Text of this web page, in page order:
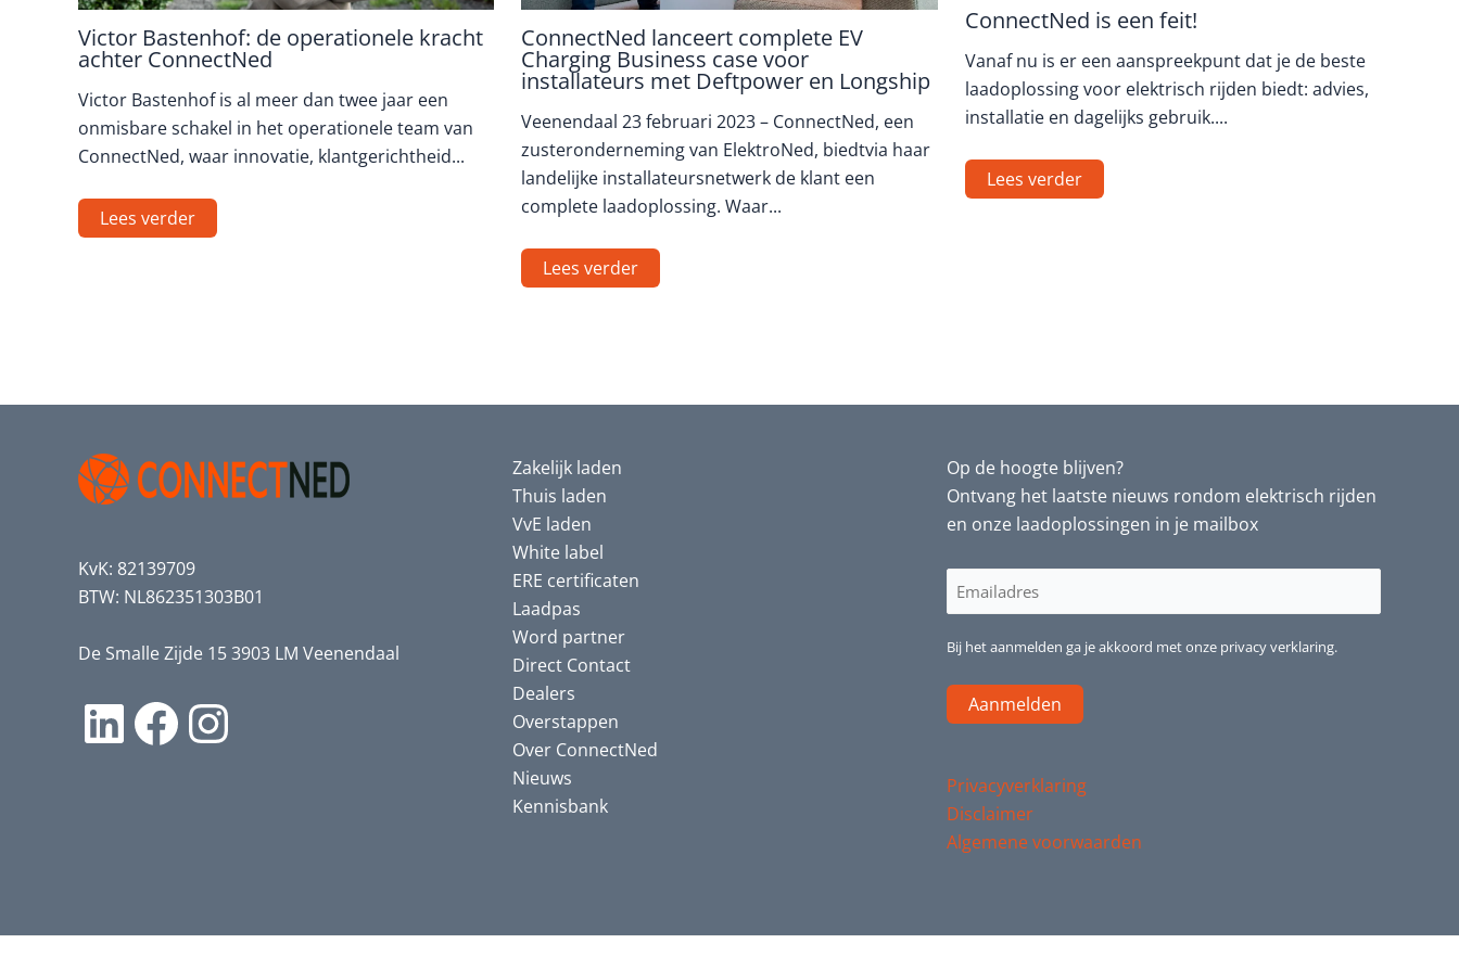
Victor Bastenhof: de operationele kracht
achter ConnectNed
Victor Bastenhof is al meer dan twee jaar een
onmisbare schakel in het operationele team van
ConnectNed, waar innovatie, klantgerichtheid...
Lees verder
ConnectNed lanceert complete EV
Charging Business case voor
installateurs met Deftpower en Longship
Veenendaal 23 februari 2023 – ConnectNed, een
zusteronderneming van ElektroNed, biedtvia haar
landelijke installateursnetwerk de klant een
complete laadoplossing. Waar...
Lees verder
ConnectNed is een feit!
Vanaf nu is er een aanspreekpunt dat je de beste
laadoplossing voor elektrisch rijden biedt: advies,
installatie en dagelijks gebruik....
Lees verder
KvK: 82139709
BTW: NL862351303B01
De Smalle Zijde 15 3903 LM Veenendaal
LinkedIn
Facebook
Instagram
Zakelijk laden
Thuis laden
VvE laden
White label
ERE certificaten
Laadpas
Word partner
Direct Contact
Dealers
Overstappen
Over ConnectNed
Nieuws
Kennisbank
Op de hoogte blijven?
Ontvang het laatste nieuws rondom elektrisch rijden
en onze laadoplossingen in je mailbox
E-
mailadres
(Vereist)
Bij het aanmelden ga je akkoord met onze privacy verklaring.
Privacyverklaring
Disclaimer
Algemene voorwaarden